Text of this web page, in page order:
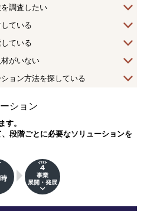
調査したい
ている
ている
がいない
ョン方法を探している
ション
す。
段階ごとに必要なソリューションを
事業
展開・発展